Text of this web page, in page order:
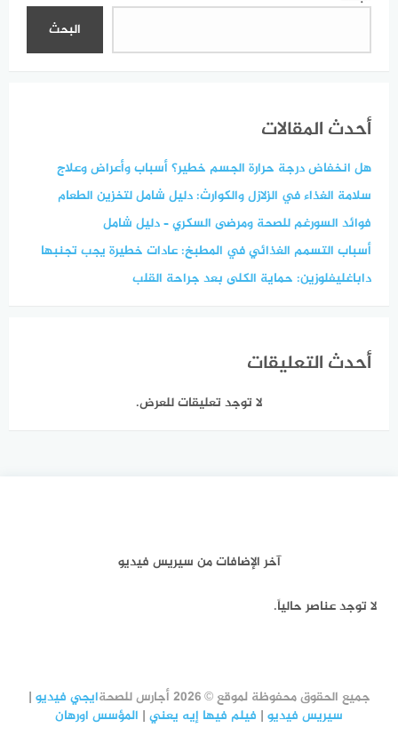
البحث
أحدث المقالات
هل انخفاض درجة حرارة الجسم خطير؟ أسباب وأعراض وعلاج
سلامة الغذاء في الزلازل والكوارث: دليل شامل لتخزين الطعام
فوائد السورغم للصحة ومرضى السكري – دليل شامل
أسباب التسمم الغذائي في المطبخ: عادات خطيرة يجب تجنبها
داباغليفلوزين: حماية الكلى بعد جراحة القلب
أحدث التعليقات
لا توجد تعليقات للعرض.
آخر الإضافات من سيريس فيديو
لا توجد عناصر حالياً.
جميع الحقوق محفوظة لموقع © 2026 أجارس للصحة ايجي فيديو |
سيريس فيديو | فيلم فيها إيه يعني | المؤسس اورهان